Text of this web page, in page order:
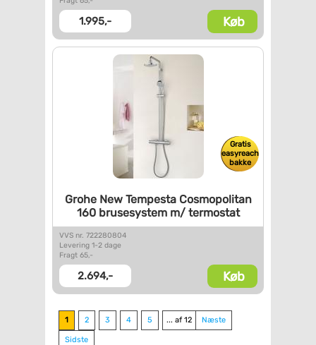
1.995,- Køb
Gratis
easyreach
bakke
Grohe New TempestaCosmopolitan
160 brusesystemm/ termostat
VVS nr. 722280804
Levering 1-2 dage
Fragt 65,-
2.694,- Køb
1 2 3 4 5 ... af 12 Næste
Sidste